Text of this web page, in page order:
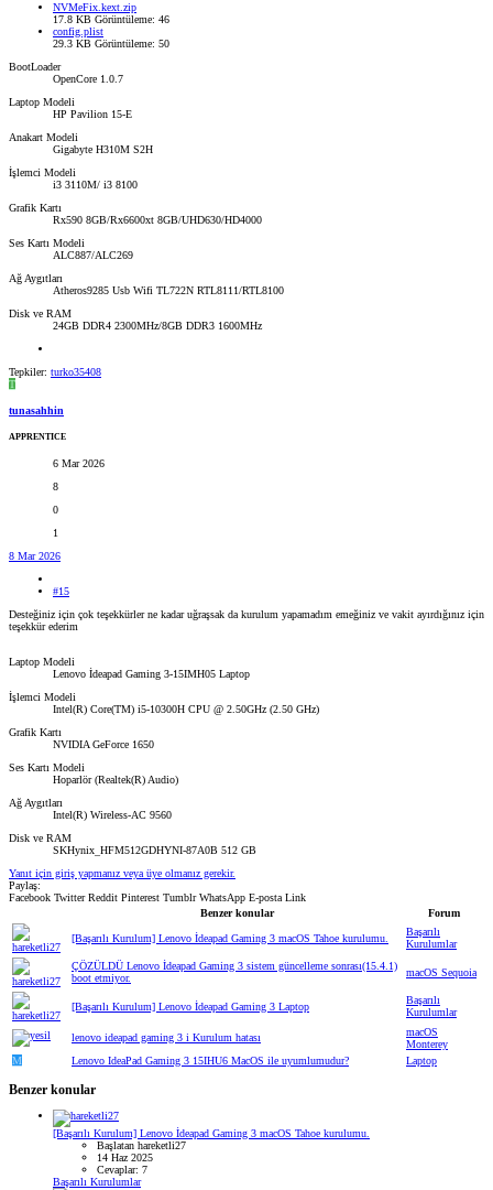
NVMeFix.kext.zip
17.8 KB Görüntüleme: 46
config.plist
29.3 KB Görüntüleme: 50
BootLoader
OpenCore 1.0.7
Laptop Modeli
HP Pavilion 15-E
Anakart Modeli
Gigabyte H310M S2H
İşlemci Modeli
i3 3110M/ i3 8100
Grafik Kartı
Rx590 8GB/Rx6600xt 8GB/UHD630/HD4000
Ses Kartı Modeli
ALC887/ALC269
Ağ Aygıtları
Atheros9285 Usb Wifi TL722N RTL8111/RTL8100
Disk ve RAM
24GB DDR4 2300MHz/8GB DDR3 1600MHz
Tepkiler: turko35408
T
tunasahhin
APPRENTICE
6 Mar 2026
8
0
1
8 Mar 2026
#15
Desteğiniz için çok teşekkürler ne kadar uğraşsak da kurulum yapamadım emeğiniz ve vakit ayırdığınız için
teşekkür ederim
Laptop Modeli
Lenovo İdeapad Gaming 3-15IMH05 Laptop
İşlemci Modeli
Intel(R) Core(TM) i5-10300H CPU @ 2.50GHz (2.50 GHz)
Grafik Kartı
NVIDIA GeForce 1650
Ses Kartı Modeli
Hoparlör (Realtek(R) Audio)
Ağ Aygıtları
Intel(R) Wireless-AC 9560
Disk ve RAM
SKHynix_HFM512GDHYNI-87A0B 512 GB
Yanıt için giriş yapmanız veya üye olmanız gerekir.
Paylaş:
Facebook Twitter Reddit Pinterest Tumblr WhatsApp E-posta Link
Benzer konular
Forum
[Başarılı Kurulum] Lenovo İdeapad Gaming 3 macOS Tahoe kurulumu.
Başarılı
Kurulumlar
ÇÖZÜLDÜ Lenovo İdeapad Gaming 3 sistem güncelleme sonrası(15.4.1)
boot etmiyor.
macOS Sequoia
[Başarılı Kurulum] Lenovo İdeapad Gaming 3 Laptop
Başarılı
Kurulumlar
lenovo ideapad gaming 3 i Kurulum hatası
macOS
Monterey
M
Lenovo IdeaPad Gaming 3 15IHU6 MacOS ile uyumlumudur? Laptop
Benzer konular
[Başarılı Kurulum] Lenovo İdeapad Gaming 3 macOS Tahoe kurulumu.
Başlatan hareketli27
14 Haz 2025
Cevaplar: 7
Başarılı Kurulumlar